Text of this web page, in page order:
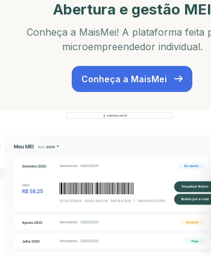
Abertura e gestão MEI
Conheça a MaisMei! A plataforma feita
microempreendedor individual.
Conheça a MaisMei